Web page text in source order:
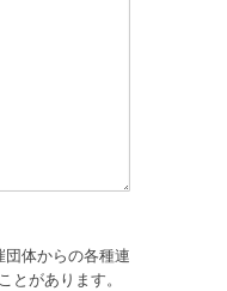
団体からの各種連
とがあります。